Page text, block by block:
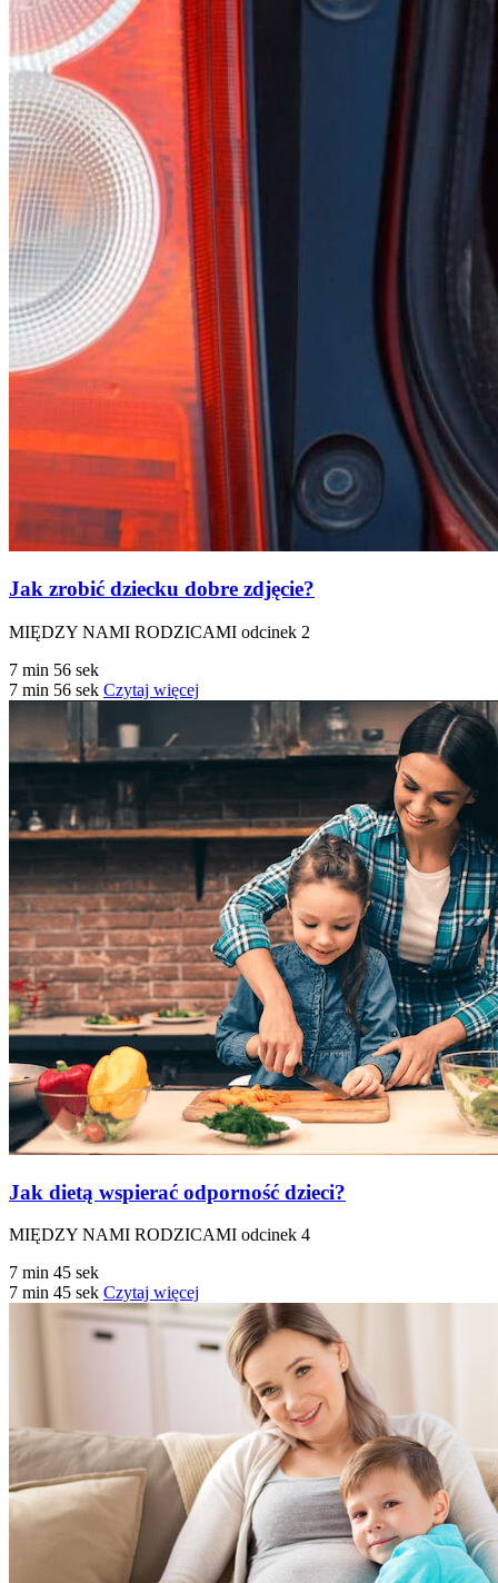
Jak zrobić dziecku dobre zdjęcie?
MIĘDZY NAMI RODZICAMI odcinek 2
7 min 56 sek
7 min 56 sek Czytaj więcej
Jak dietą wspierać odporność dzieci?
MIĘDZY NAMI RODZICAMI odcinek 4
7 min 45 sek
7 min 45 sek Czytaj więcej